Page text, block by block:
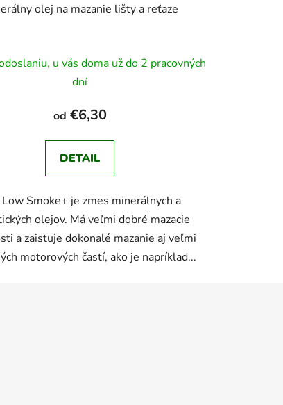
olej na mazanie lišty a reťaze
u vás doma už do 2 pracovných
dní
od €6,30
DETAIL
Smoke+ je zmes minerálnych a
olejov. Má veľmi dobré mazacie
a zaisťuje dokonalé mazanie aj veľmi
motorových častí, ako je napríklad...